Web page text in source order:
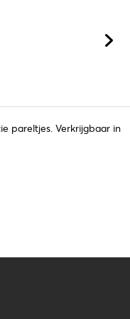
pareltjes. Verkrijgbaar in